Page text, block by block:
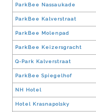
ParkBee Nassaukade
ParkBee Kalverstraat
ParkBee Molenpad
ParkBee Keizersgracht
Q-Park Kalverstraat
ParkBee Spiegelhof
NH Hotel
Hotel Krasnapolsky